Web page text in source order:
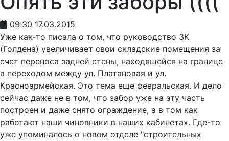
09:30 17.03.2015
Уже как-то писала о том, что руководство ЗК
(Голдена) увеличивает свои складские помещения за
счет переноса задней стены, находящейся на границе
в переходом между ул. Платановая и ул.
Красноармейская. Это тема еще февральская. И дело
сейчас даже не в том, что забор уже на эту часть
построен и даже снято ограждение, а в том как
работают наши чиновники в наших кабинетах. Где-то
уже упоминалось о новом отделе "строительных